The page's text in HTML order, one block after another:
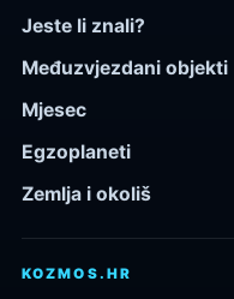
Jeste li znali?
Međuzvjezdani objekti
Mjesec
Egzoplaneti
Zemlja i okoliš
KOZMOS.HR